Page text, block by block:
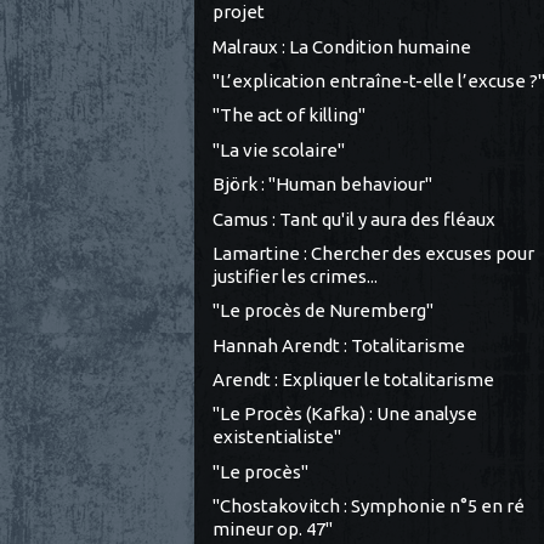
projet
Malraux : La Condition humaine
"L’explication entraîne-t-elle l’excuse ?"
"The act of killing"
"La vie scolaire"
Björk : "Human behaviour"
Camus : Tant qu'il y aura des fléaux
Lamartine : Chercher des excuses pour
justifier les crimes...
"Le procès de Nuremberg"
Hannah Arendt : Totalitarisme
Arendt : Expliquer le totalitarisme
"Le Procès (Kafka) : Une analyse
existentialiste"
"Le procès"
"Chostakovitch : Symphonie n°5 en ré
mineur op. 47"